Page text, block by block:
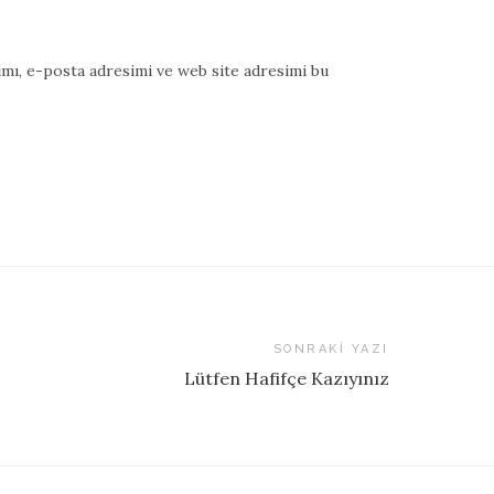
e-posta adresimi ve web site adresimi bu
SONRAKI YAZI
Lütfen Hafifçe Kazıyınız